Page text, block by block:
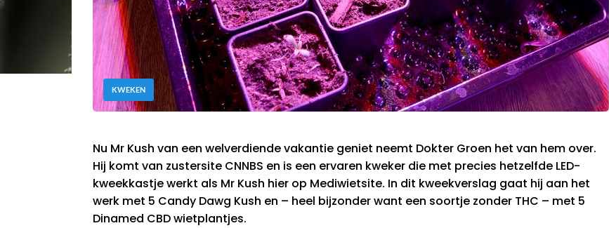
KWEKEN
Nu Mr Kush van een welverdiende vakantie geniet neemt Dokter Groen het van hem over.
Hij komt van zustersite CNNBS en is een ervaren kweker die met precies hetzelfde LED-
kweekkastje werkt als Mr Kush hier op Mediwietsite. In dit kweekverslag gaat hij aan het
werk met 5 Candy Dawg Kush en – heel bijzonder want een soortje zonder THC – met 5
Dinamed CBD wietplantjes.